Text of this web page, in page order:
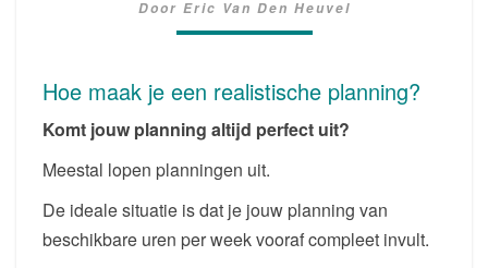
EEN
GOEDE
ONDANKS
ONVOORZIENE
ZAKEN?
Door Eric Van Den Heuvel
Hoe maak je een realistische planning?
Komt jouw planning altijd perfect uit?
Meestal lopen planningen uit.
De ideale situatie is dat je jouw planning van
beschikbare uren per week vooraf compleet invult.